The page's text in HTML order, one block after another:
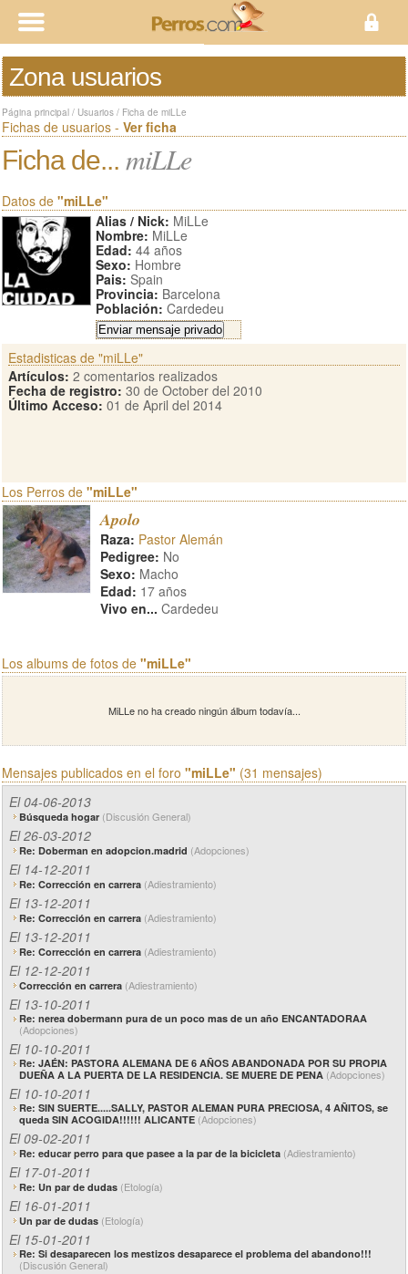
Zona usuarios
Página principal / Usuarios / Ficha de miLLe
Fichas de usuarios - Ver ficha
Ficha de... miLLe
Datos de "miLLe"
Alias / Nick: MiLLe
Nombre: MiLLe
Edad: 44 años
Sexo: Hombre
Pais: Spain
Provincia: Barcelona
Población: Cardedeu
Estadisticas de "miLLe"
Artículos: 2 comentarios realizados
Fecha de registro: 30 de October del 2010
Último Acceso: 01 de April del 2014
Los Perros de "miLLe"
Apolo
Raza: Pastor Alemán
Pedigree: No
Sexo: Macho
Edad: 17 años
Vivo en... Cardedeu
Los albums de fotos de "miLLe"
MiLLe no ha creado ningún álbum todavía...
Mensajes publicados en el foro "miLLe" (31 mensajes)
El 04-06-2013
Búsqueda hogar (Discusión General)
El 26-03-2012
Re: Doberman en adopcion.madrid (Adopciones)
El 14-12-2011
Re: Corrección en carrera (Adiestramiento)
El 13-12-2011
Re: Corrección en carrera (Adiestramiento)
El 13-12-2011
Re: Corrección en carrera (Adiestramiento)
El 12-12-2011
Corrección en carrera (Adiestramiento)
El 13-10-2011
Re: nerea dobermann pura de un poco mas de un año ENCANTADORAA
(Adopciones)
El 10-10-2011
Re: JAÉN: PASTORA ALEMANA DE 6 AÑOS ABANDONADA POR SU PROPIA
DUEÑA A LA PUERTA DE LA RESIDENCIA. SE MUERE DE PENA (Adopciones)
El 10-10-2011
Re: SIN SUERTE.....SALLY, PASTOR ALEMAN PURA PRECIOSA, 4 AÑITOS, se
queda SIN ACOGIDA!!!!!! ALICANTE (Adopciones)
El 09-02-2011
Re: educar perro para que pasee a la par de la bicicleta (Adiestramiento)
El 17-01-2011
Re: Un par de dudas (Etología)
El 16-01-2011
Un par de dudas (Etología)
El 15-01-2011
Re: Si desaparecen los mestizos desaparece el problema del abandono!!!
(Discusión General)